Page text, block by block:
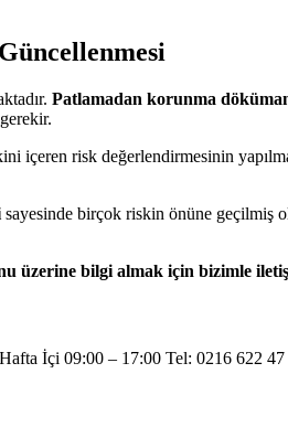
Güncellenmesi
Patlamadan korunma
içeren risk değerlendirmesinin
sayesinde birçok riskin önüne geçilmiş
üzerine bilgi almak için bizimle
İçi 09:00 – 17:00 Tel: 0216 622